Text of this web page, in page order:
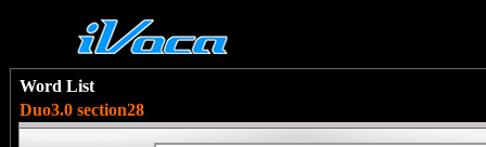
Word List
Duo3.0 section28